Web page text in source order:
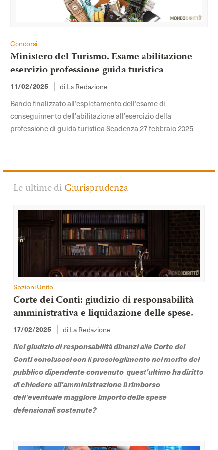
Concorsi
Ministero del Turismo. Esame abilitazione
esercizio professione guida turistica
11/02/2025 di La Redazione
Bando finalizzato all’espletamento dell’esame di
conseguimento dell’abilitazione all’esercizio della
professione di guida turistica Scadenza 27 febbraio 2025
Le ultime diGiurisprudenza
Sezioni Unite
Corte dei Conti: giudizio di responsabilità
amministrativa e liquidazione delle spese.
17/02/2025
di La Redazione
Nel giudizio di responsabilità dinanzi alla Corte dei
Conti conclusosi con il proscioglimento nel merito del
pubblico dipendente convenuto quest'ultimo ha diritto
di chiedere all'amministrazione il rimborso
dell'eventuale maggiore importo delle spese
defensionali sostenute?